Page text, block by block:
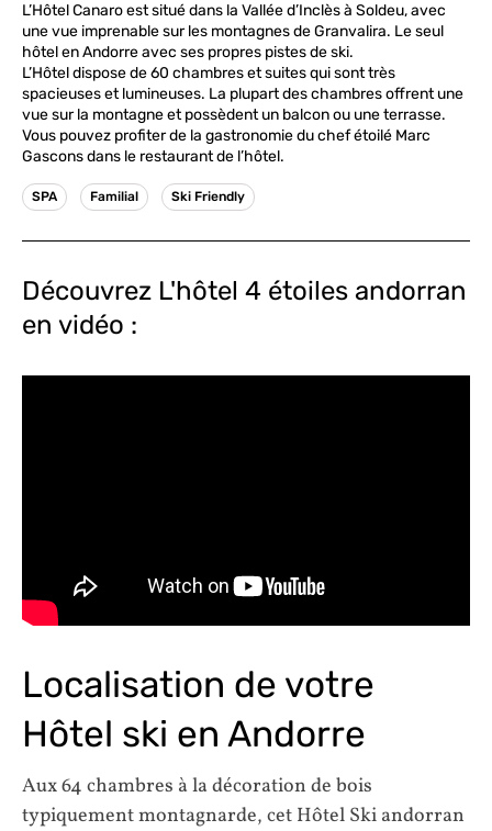
Localisation de votre
Hôtel ski en Andorre
Aux 64 chambres à la décoration de bois
typiquement montagnarde, cet Hôtel Ski andorran
L’Hôtel Canaro est situé dans la Vallée d’Inclès à Soldeu, avec
une vue imprenable sur les montagnes de Granvalira. Le seul
hôtel en Andorre avec ses propres pistes de ski.
L’Hôtel dispose de 60 chambres et suites qui sont très
spacieuses et lumineuses. La plupart des chambres offrent une
vue sur la montagne et possèdent un balcon ou une terrasse.
Vous pouvez profiter de la gastronomie du chef étoilé Marc
Gascons dans le restaurant de l’hôtel.
SPA Familial Ski Friendly
Découvrez L'hôtel 4 étoiles andorran
en vidéo :